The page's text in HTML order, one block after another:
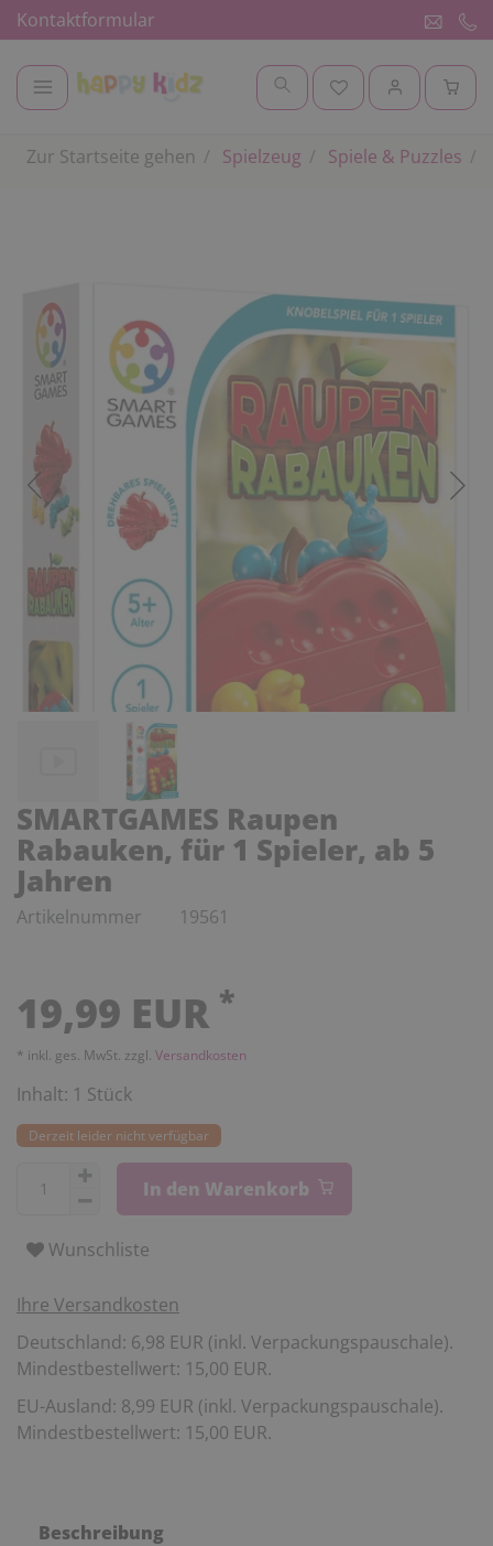
Kontaktformular
Zur Startseite gehen Spielzeug Spiele & Puzzles
SMARTGAMES Raupen
Rabauken, für 1 Spieler, ab 5
Jahren
Artikelnummer 19561
19,99 EUR *
* inkl. ges. MwSt. zzgl. Versandkosten
Inhalt: 1 Stück
Derzeit leider nicht verfügbar
In den Warenkorb
Wunschliste
Ihre Versandkosten
Deutschland: 6,98 EUR (inkl. Verpackungspauschale).
Mindestbestellwert: 15,00 EUR.
EU-Ausland: 8,99 EUR (inkl. Verpackungspauschale).
Mindestbestellwert: 15,00 EUR.
Beschreibung